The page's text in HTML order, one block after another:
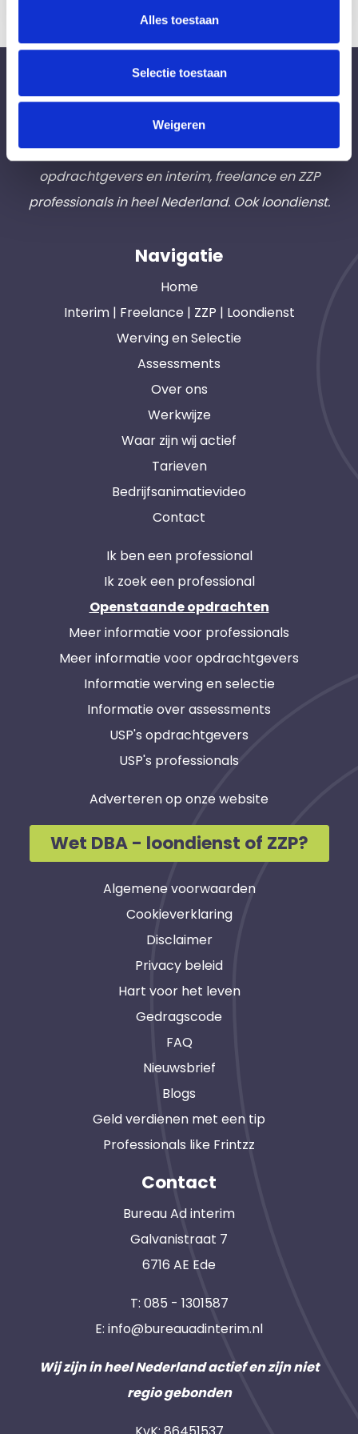
Alles toestaan
Selectie toestaan
Weigeren
Bureau Ad Interim ®
Professionals like
Hét interim bemiddelingsbureau voor
opdrachtgevers en interim, freelance en ZZP
professionals in heel Nederland. Ook loondienst.
Navigatie
Home
Interim | Freelance | ZZP | Loondienst
Werving en Selectie
Assessments
Over ons
Werkwijze
Waar zijn wij actief
Tarieven
Bedrijfsanimatievideo
Contact
Ik ben een professional
Ik zoek een professional
Openstaande opdrachten
Meer informatie voor professionals
Meer informatie voor opdrachtgevers
Informatie werving en selectie
Informatie over assessments
USP's opdrachtgevers
USP's professionals
Adverteren op onze website
Wet DBA - loondienst of ZZP?
Algemene voorwaarden
Cookieverklaring
Disclaimer
Privacy beleid
Hart voor het leven
Gedragscode
FAQ
Nieuwsbrief
Blogs
Geld verdienen met een tip
Professionals like Frintzz
Contact
Bureau Ad interim
Galvanistraat 7
6716 AE Ede
T: 085 - 1301587
E: info@bureauadinterim.nl
Wij zijn in heel Nederland actief en zijn niet
regio gebonden